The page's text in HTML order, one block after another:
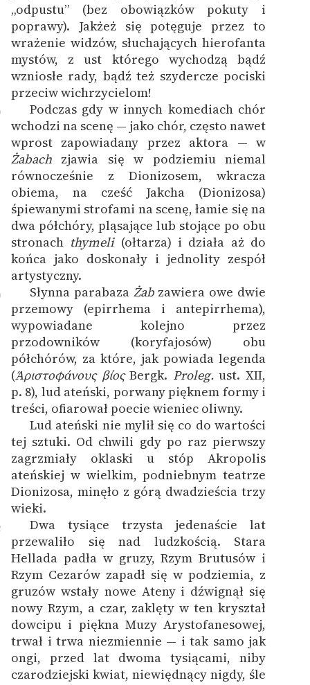
„odpustu” (bez obowiązków pokuty i
poprawy). Jakżeż się potęguje przez to
wrażenie widzów, słuchających hierofanta
mystów, z ust którego wychodzą bądź
wzniosłe rady, bądź też szydercze pociski
przeciw wichrzycielom!
Podczas gdy w innych komediach chór
wchodzi na scenę — jako chór, często nawet
wprost zapowiadany przez aktora — w
Żabach zjawia się w podziemiu niemal
równocześnie z Dionizosem, wkracza
obiema, na cześć Jakcha (Dionizosa)
śpiewanymi strofami na scenę, łamie się na
dwa półchóry, pląsające lub stojące po obu
stronach thymeli(ołtarza) i działa aż do
końca jako doskonały i jednolity zespół
artystyczny.
Słynna parabaza Żabzawiera owe dwie
przemowy (epirrhema i antepirrhema),
wypowiadane kolejno przez
przodowników (koryfajosów) obu
półchórów, za które, jak powiada legenda
(Άριστοφάνους βίοςBergk. Proleg.ust. XII,
p. 8), lud ateński, porwany pięknem formy i
treści, ofiarował poecie wieniec oliwny.
Lud ateński nie mylił się co do wartości
tej sztuki. Od chwili gdy po raz pierwszy
zagrzmiały oklaski u stóp Akropolis
ateńskiej w wielkim, podniebnym teatrze
Dionizosa, minęło z górą dwadzieścia trzy
wieki.
Dwa tysiące trzysta jedenaście lat
przewaliło się nad ludzkością. Stara
Hellada padła w gruzy, Rzym Brutusów i
Rzym Cezarów zapadł się w podziemia, z
gruzów wstały nowe Ateny i dźwignął się
nowy Rzym, a czar, zaklęty w ten kryształ
dowcipu i piękna Muzy Arystofanesowej,
trwał i trwa niezmiennie — i tak samo jak
ongi, przed lat dwoma tysiącami, niby
czarodziejski kwiat, niewiędnący nigdy, śle